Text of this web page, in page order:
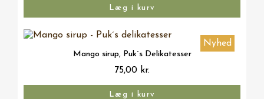
Læg i kurv
Vis her
Nyhed
Mango sirup, Puk´s Delikatesser
75,00 kr.
Læg i kurv